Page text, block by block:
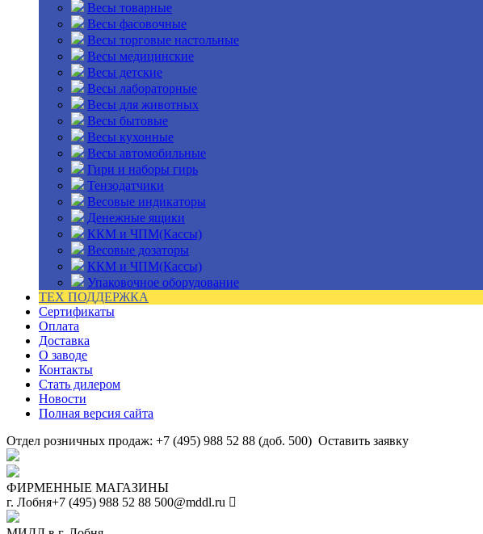
Весы товарные
Весы фасовочные
Весы торговые настольные
Весы медицинские
Весы детские
Весы лабораторные
Весы для животных
Весы бытовые
Весы кухонные
Весы автомобильные
Гири и наборы гирь
Тензодатчики
Весовые индикаторы
Денежные ящики
ККМ и ЧПМ(Кассы)
Весовые дозаторы
ККМ и ЧПМ(Кассы)
Упаковочное оборудование
ТЕХ ПОДДЕРЖКА
Сертификаты
Оплата
Доставка
О заводе
Контакты
Стать дилером
Новости
Полная версия сайта
Отдел розничных продаж: +7 (495) 988 52 88 (доб. 500) Оставить заявку
ФИРМЕННЫЕ МАГАЗИНЫ
г. Лобня+7 (495) 988 52 88 500@mddl.ru